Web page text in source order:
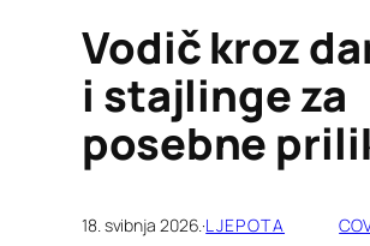
Vodič kroz
i stajlinge za
posebne
18. svibnja 2026. ·LJEPOTA